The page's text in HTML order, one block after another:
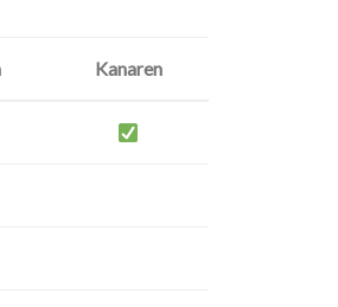
Kanaren